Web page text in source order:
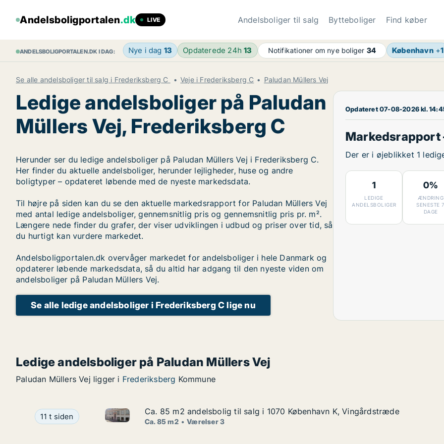
Andelsboligportalen.dk LIVE Andelsboliger til salg Bytteboliger Find køber
ANDELSBOLIGPORTALEN.DK I DAG: Nye i dag 13 Opdaterede 24h13 Notifikationer om nye boliger 34 København+1
Se alle andelsboliger til salg i Frederiksberg C Veje i Frederiksberg C Paludan Müllers Vej
Ledige andelsboliger på Paludan
Müllers Vej, Frederiksberg C
Herunder ser du ledige andelsboliger på Paludan Müllers Vej i Frederiksberg C.
Her finder du aktuelle andelsboliger, herunder lejligheder, huse og andre
boligtyper – opdateret løbende med de nyeste markedsdata.
Til højre på siden kan du se den aktuelle markedsrapport for Paludan Müllers Vej
med antal ledige andelsboliger, gennemsnitlig pris og gennemsnitlig pris pr. m².
Længere nede finder du grafer, der viser udviklingen i udbud og priser over tid, så
du hurtigt kan vurdere markedet.
Andelsboligportalen.dk overvåger markedet for andelsboliger i hele Danmark og
opdaterer løbende markedsdata, så du altid har adgang til den nyeste viden om
andelsboliger på Paludan Müllers Vej.
Se alle ledige andelsboliger i Frederiksberg C lige nu
Opdateret 07-08-2026 kl.
Markedsrapport
Der er i øjeblikket 1
1
LEDIGE
ANDELSBOLIGER
0%
ÆNDRING
SENESTE 7
DAGE
Ledige andelsboliger på Paludan Müllers Vej
Paludan Müllers Vej ligger i Frederiksberg Kommune
Ca. 85 m2 andelsbolig til salg i 1070 København K, Vingårdstræde
11 t siden Ca. 85 m2 andelsbolig til salg i 1070 København K, Vingårdstræde
Ca. 85 m2 andelsbolig til salg i 1070 København K, Vingårdstræde
Ca. 85 m2 andelsbolig til salg i 1070 København K, Vingårdstræde
Ca. 85 m2 Værelser 3